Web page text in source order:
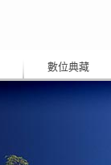
數位典藏